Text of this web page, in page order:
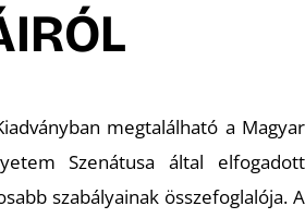
megtalálható a Magyar
Szenátusa által elfogadott
szabályainak összefoglalója. A